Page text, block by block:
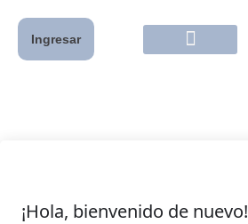
Ingresar
¡Hola, bienvenido de nuevo!